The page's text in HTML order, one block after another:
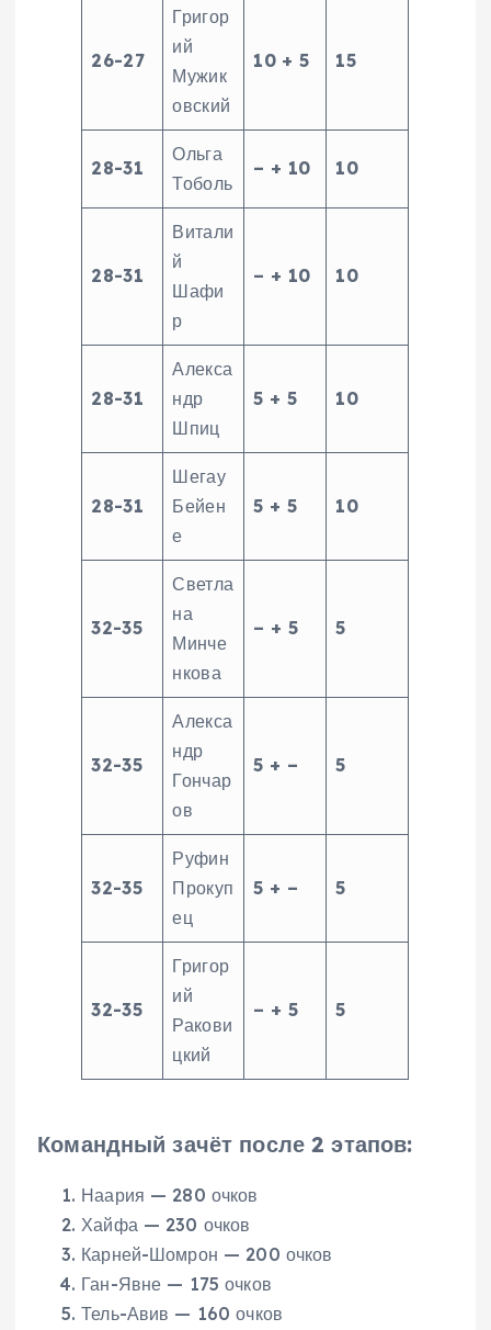
26-27
Григор
ий
Мужик
овский
10 + 5 15
28-31
Ольга
Тоболь
– + 10 10
28-31
Витали
й
Шафи
р
– + 10 10
28-31
Алекса
ндр
Шпиц
5 + 5 10
28-31
Шегау
Бейен
е
5 + 5 10
32-35
Светла
на
Минче
нкова
– + 5 5
32-35
Алекса
ндр
Гончар
ов
5 + – 5
32-35
Руфин
Прокуп
ец
5 + – 5
32-35
Григор
ий
Ракови
цкий
– + 5 5
Командный зачёт после 2 этапов:
Наария — 280 очков
Хайфа — 230 очков
Карней-Шомрон — 200 очков
Ган-Явне — 175 очков
Тель-Авив — 160 очков